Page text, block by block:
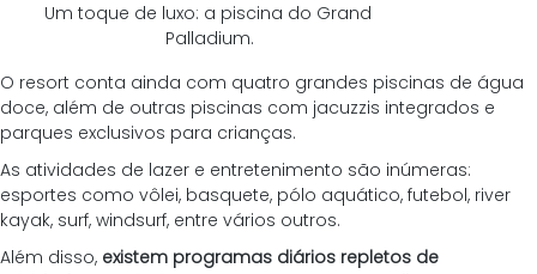
Um toque de luxo: a piscina do Grand
Palladium.
O resort conta ainda com quatro grandes piscinas de água
doce, além de outras piscinas com jacuzzis integrados e
parques exclusivos para crianças.
As atividades de lazer e entretenimento são inúmeras:
esportes como vôlei, basquete, pólo aquático, futebol, river
kayak, surf, windsurf, entre vários outros.
Além disso, existem programas diários repletos de